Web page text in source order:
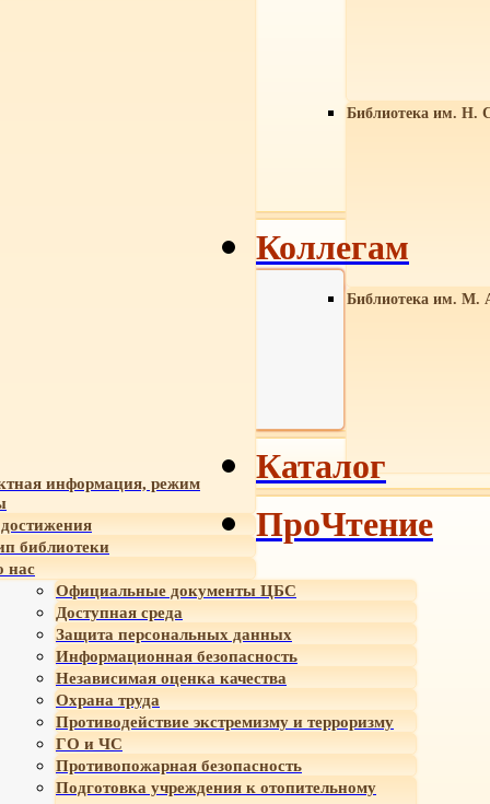
Библиотека им. Н.
Библиотека им. М.
информация, режим
библиотеки
нас
Официальные документы ЦБС
Доступная среда
Защита персональных данных
Информационная безопасность
Независимая оценка качества
Охрана труда
Противодействие экстремизму и терроризму
ГО и ЧС
Противопожарная безопасность
Подготовка учреждения к отопительному
Коллегам
Каталог
ПроЧтение